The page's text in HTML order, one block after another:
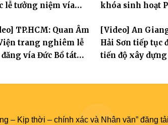
lễ tưởng niệm vía
đạo và lễ Quy y Tam
khóa sinh hoạt
tay con" lần II
TP.HCM: Quan Âm
trang nghiêm lễ
vía Đức Bồ tát
[Video] An
Hải Sơn tiếp tục
tiến độ xây dựng
– Kịp thời – chính xác và Nhân văn” đăng